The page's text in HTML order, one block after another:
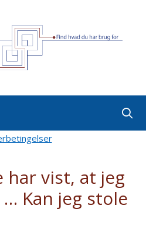
har vist, at jeg
Kan jeg stole